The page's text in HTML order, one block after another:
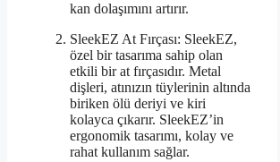
kan dolaşımını artırır.
SleekEZ At Fırçası: SleekEZ,
özel bir tasarıma sahip olan
etkili bir at fırçasıdır. Metal
dişleri, atınızın tüylerinin altında
biriken ölü deriyi ve kiri
kolayca çıkarır. SleekEZ’in
ergonomik tasarımı, kolay ve
rahat kullanım sağlar.